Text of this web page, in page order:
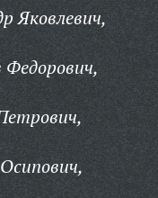
Яковлевич,
Федорович,